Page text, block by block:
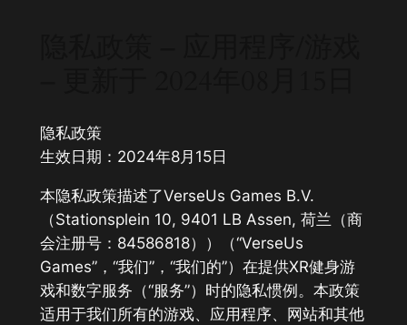
隐私政策
生效日期：2024年8月15日
本隐私政策描述了VerseUs Games B.V.
（Stationsplein 10, 9401 LB Assen, 荷兰（商
会注册号：84586818））（“VerseUs
Games”，“我们”，“我们的”）在提供XR健身游
戏和数字服务（“服务”）时的隐私惯例。本政策
适用于我们所有的游戏、应用程序、网站和其他